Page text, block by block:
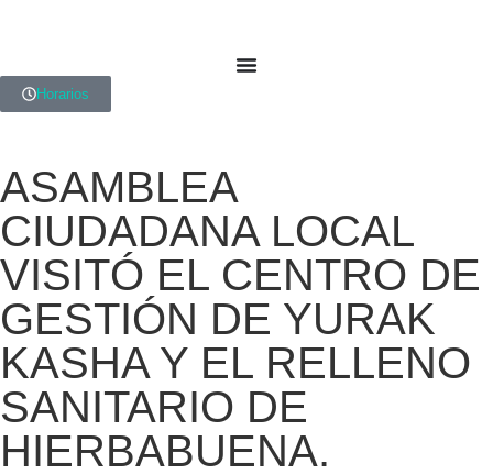
Horarios
ASAMBLEA
CIUDADANA LOCAL
VISITÓ EL CENTRO DE
GESTIÓN DE YURAK
KASHA Y EL RELLENO
SANITARIO DE
HIERBABUENA.